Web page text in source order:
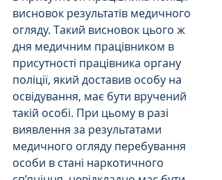
висновок результатів медичного
огляду. Такий висновок цього ж
дня медичним працівником в
присутності працівника органу
поліції, який доставив особу на
освідування, має бути вручений
такій особі. При цьому в разі
виявлення за результатами
медичного огляду перебування
особи в стані наркотичного